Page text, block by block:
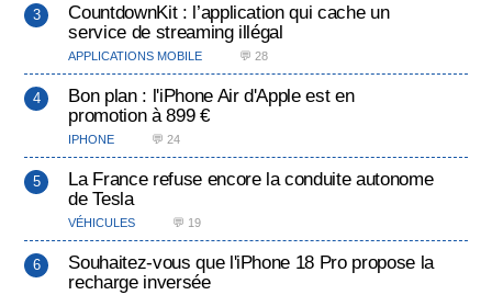
CountdownKit : l’application qui cache un
service de streaming illégal
APPLICATIONS MOBILE 💬 28
Bon plan : l'iPhone Air d'Apple est en
promotion à 899 €
IPHONE 💬 24
La France refuse encore la conduite autonome
de Tesla
VÉHICULES 💬 19
Souhaitez-vous que l'iPhone 18 Pro propose la
recharge inversée